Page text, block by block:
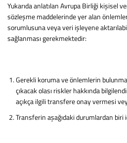
Yukarıda anlatılan Avrupa Birliği kişisel
sözleşme maddelerinde yer alan
sorumlusuna veya veri işleyene
sağlanması gerekmektedir:
Gerekli koruma ve önlemlerin
çıkacak olası riskler hakkında
açıkça ilgili transfere onay vermesi
Transferin aşağıdaki durumlardan biri